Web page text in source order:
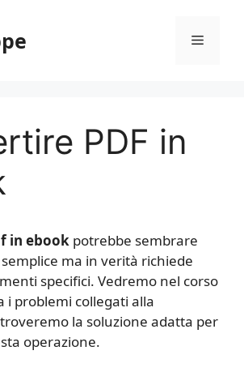
Menu
PDF in
in ebook potrebbe sembrare
ma in verità richiede
specifici. Vedremo nel corso
i problemi collegati alla
la soluzione adatta per
operazione.